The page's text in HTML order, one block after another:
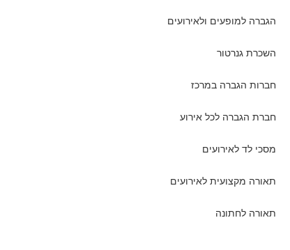
הגברה למופעים ולאירועים
השכרת גנרטור
חברות הגברה במרכז
חברת הגברה לכל אירוע
מסכי לד לאירועים
תאורה מקצועית לאירועים
תאורה לחתונה